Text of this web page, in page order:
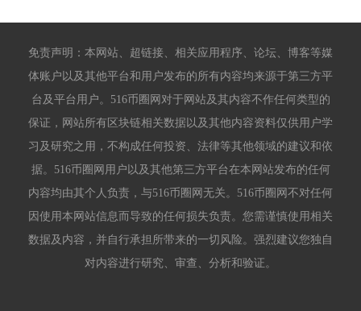
免责声明：本网站、超链接、相关应用程序、论坛、博客等媒
体账户以及其他平台和用户发布的所有内容均来源于第三方平
台及平台用户。516币圈网对于网站及其内容不作任何类型的
保证，网站所有区块链相关数据以及其他内容资料仅供用户学
习及研究之用，不构成任何投资、法律等其他领域的建议和依
据。516币圈网用户以及其他第三方平台在本网站发布的任何
内容均由其个人负责，与516币圈网无关。516币圈网不对任何
因使用本网站信息而导致的任何损失负责。您需谨慎使用相关
数据及内容，并自行承担所带来的一切风险。强烈建议您独自
对内容进行研究、审查、分析和验证。